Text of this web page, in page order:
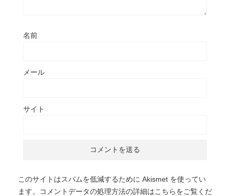
名前
メール
サイト
このサイトはスパムを低減するために Akismet を使ってい
ます。
コメントデータの処理方法の詳細はこちらをご覧くだ